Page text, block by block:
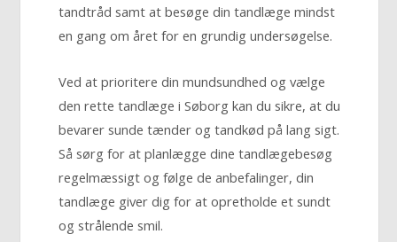
tandtråd samt at besøge din tandlæge mindst
en gang om året for en grundig undersøgelse.
Ved at prioritere din mundsundhed og vælge
den rette tandlæge i Søborg kan du sikre, at du
bevarer sunde tænder og tandkød på lang sigt.
Så sørg for at planlægge dine tandlægebesøg
regelmæssigt og følge de anbefalinger, din
tandlæge giver dig for at opretholde et sundt
og strålende smil.